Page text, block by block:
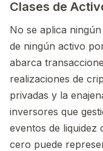
Clases de
No se aplica
de ningún activo
abarca
realizaciones de
privadas y la
inversores que
eventos de liquidez
cero puede